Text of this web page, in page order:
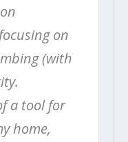
on
(with
a tool for
home,